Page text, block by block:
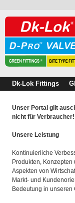
Dk-Lok Fittings
Unser Portal gilt
nicht für Verbraucher!
Unsere Leistung
Kontinuierliche
Produkten,
Aspekten von
Markt- und
Bedeutung in unseren